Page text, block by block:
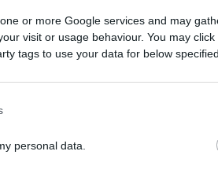
or more Google services and may
visit or usage behaviour. You may
tags to use your data for below
personal data.
ώστε να περιλαμβάνουν νέο
κινητό σας. Πηγαίντε Settings >
off.
data